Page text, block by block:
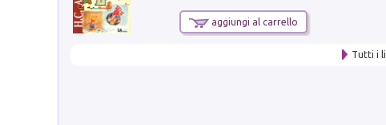
aggiungi al carrello
Tutti i